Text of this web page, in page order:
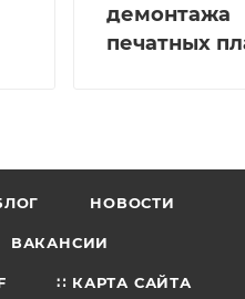
демонтажа
печатных
НОВОСТИ
ВАКАНСИИ
∷ КАРТА САЙТА